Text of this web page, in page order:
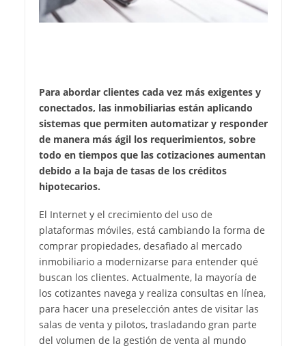
Para abordar clientes cada vez más exigentes y
conectados, las inmobiliarias están aplicando
sistemas que permiten automatizar y responder
de manera más ágil los requerimientos, sobre
todo en tiempos que las cotizaciones aumentan
debido a la baja de tasas de los créditos
hipotecarios.
El Internet y el crecimiento del uso de
plataformas móviles, está cambiando la forma de
comprar propiedades, desafiado al mercado
inmobiliario a modernizarse para entender qué
buscan los clientes. Actualmente, la mayoría de
los cotizantes navega y realiza consultas en línea,
para hacer una preselección antes de visitar las
salas de venta y pilotos, trasladando gran parte
del volumen de la gestión de venta al mundo